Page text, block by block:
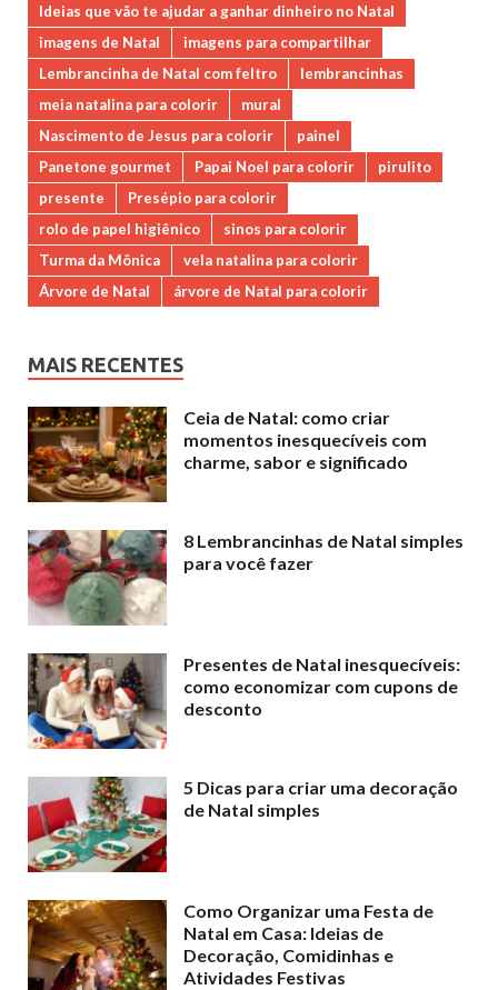
Ideias que vão te ajudar a ganhar dinheiro no Natal
imagens de Natal
imagens para compartilhar
Lembrancinha de Natal com feltro
lembrancinhas
meia natalina para colorir
mural
Nascimento de Jesus para colorir
painel
Panetone gourmet
Papai Noel para colorir
pirulito
presente
Presépio para colorir
rolo de papel higiênico
sinos para colorir
Turma da Mônica
vela natalina para colorir
Árvore de Natal
árvore de Natal para colorir
MAIS RECENTES
Ceia de Natal: como criar
momentos inesquecíveis com
charme, sabor e significado
8 Lembrancinhas de Natal simples
para você fazer
Presentes de Natal inesquecíveis:
como economizar com cupons de
desconto
5 Dicas para criar uma decoração
de Natal simples
Como Organizar uma Festa de
Natal em Casa: Ideias de
Decoração, Comidinhas e
Atividades Festivas